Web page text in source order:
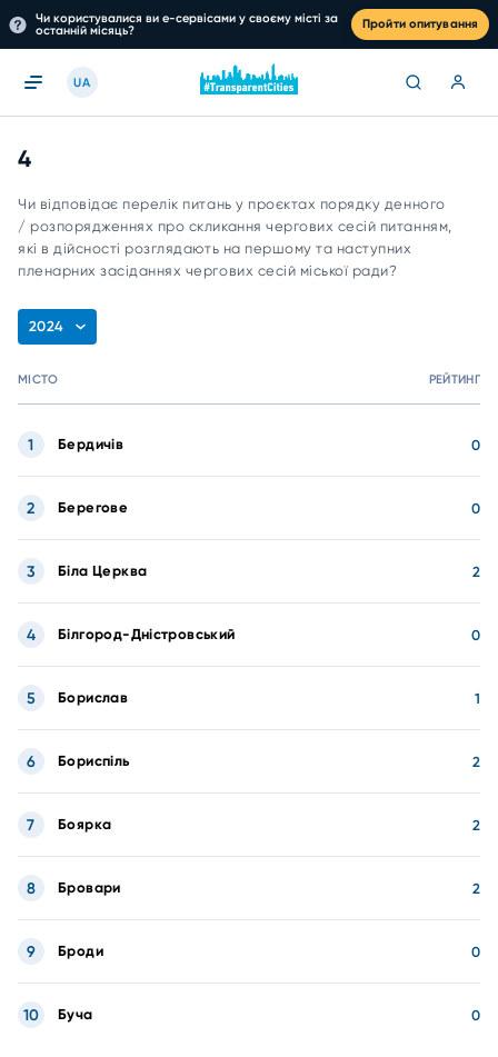
Чи користувалися ви е-сервісами у своєму місті за
останній місяць?
Пройти опитування
UA
4
Чи відповідає перелік питань у проєктах порядку денного
/ розпорядженнях про скликання чергових сесій питанням,
які в дійсності розглядають на першому та наступних
пленарних засіданнях чергових сесій міської ради?
2024
МІСТО РЕЙТИНГ
Бердичів 0
1
Берегове 0
2
Біла Церква 2
3
Білгород-Дністровський 0
4
Борислав 1
5
Бориспіль 2
6
Боярка 2
7
Бровари 2
8
Броди 0
9
Буча 0
10